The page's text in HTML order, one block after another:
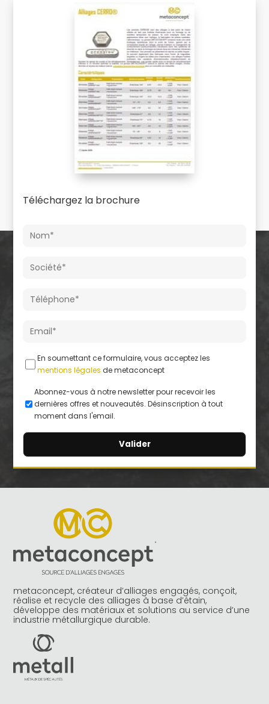
Téléchargez la brochure
En soumettant ce formulaire, vous acceptez les
mentions légales de metaconcept
Abonnez-vous à notre newsletter pour recevoir les
dernières offres et nouveautés. Désinscription à tout
moment dans l'email.
t
t
i
:
metaconcept, créateur d’alliages engagés, conçoit,
réalise et recycle des alliages à base d’étain,
développe des matériaux et solutions au service d’une
industrie métallurgique durable.